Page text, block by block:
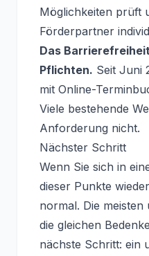
Möglichkeiten prüft
Förderpartner
Das
Pflichten. Seit Juni
mit Online-
Viele bestehende
Anforderung nicht.
Nächster Schritt
Wenn Sie sich in
dieser Punkte
normal. Die
die gleichen
nächste Schritt: ein